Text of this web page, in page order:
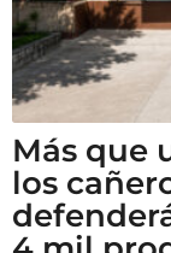
Más que
los